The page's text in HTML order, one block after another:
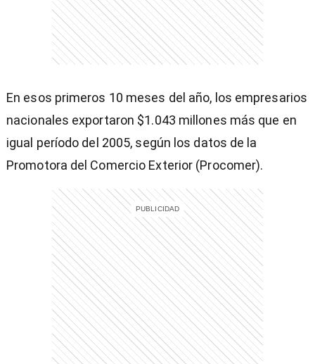
En esos primeros 10 meses del año, los empresarios
nacionales exportaron $1.043 millones más que en
igual período del 2005, según los datos de la
Promotora del Comercio Exterior (Procomer).